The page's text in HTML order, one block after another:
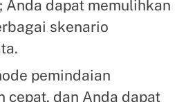
Anda dapat memulihkan
skenario
pemindaian
cepat, dan Anda dapat